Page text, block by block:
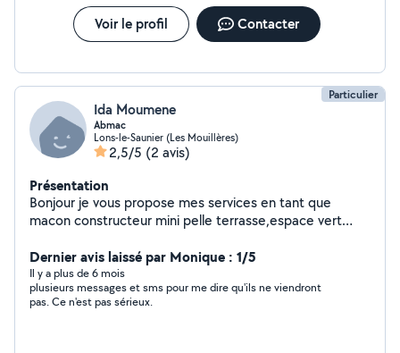
Voir le profil Contacter
Particulier
Ida Moumene
Abmac
Lons-le-Saunier (Les Mouillères)
2,5/5 (2 avis)
Présentation
Bonjour je vous propose mes services en tant que
macon constructeur mini pelle terrasse,espace vert
rapide et trés expérimenté .
Dernier avis laissé par Monique : 1/5
Il y a plus de 6 mois
plusieurs messages et sms pour me dire qu'ils ne viendront
pas. Ce n'est pas sérieux.